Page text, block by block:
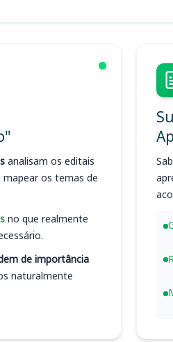
analisam os editais
os temas de
no que realmente
de importância
naturalmente